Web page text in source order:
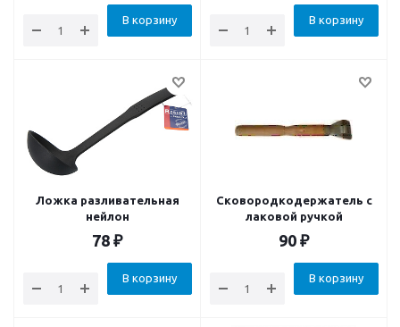
В корзину В корзину
Ложка разливательная
нейлон
78 ₽
В корзину
Сковородкодержатель с
лаковой ручкой
90 ₽
В корзину